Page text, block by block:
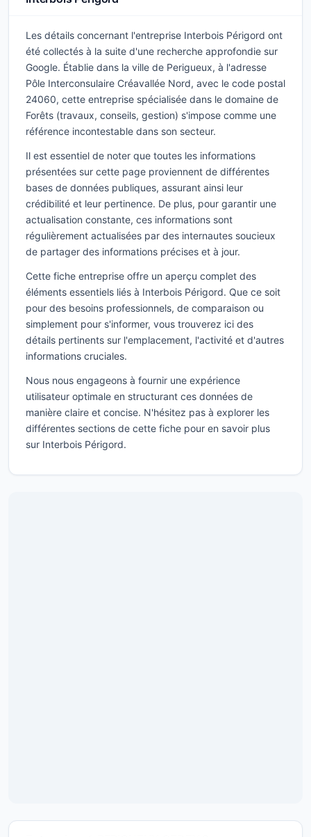
Les détails concernant l'entreprise Interbois Périgord ont
été collectés à la suite d'une recherche approfondie sur
Google. Établie dans la ville de Perigueux, à l'adresse
Pôle Interconsulaire Créavallée Nord, avec le code postal
24060, cette entreprise spécialisée dans le domaine de
Forêts (travaux, conseils, gestion) s'impose comme une
référence incontestable dans son secteur.
Il est essentiel de noter que toutes les informations
présentées sur cette page proviennent de différentes
bases de données publiques, assurant ainsi leur
crédibilité et leur pertinence. De plus, pour garantir une
actualisation constante, ces informations sont
régulièrement actualisées par des internautes soucieux
de partager des informations précises et à jour.
Cette fiche entreprise offre un aperçu complet des
éléments essentiels liés à Interbois Périgord. Que ce soit
pour des besoins professionnels, de comparaison ou
simplement pour s'informer, vous trouverez ici des
détails pertinents sur l'emplacement, l'activité et d'autres
informations cruciales.
Nous nous engageons à fournir une expérience
utilisateur optimale en structurant ces données de
manière claire et concise. N'hésitez pas à explorer les
différentes sections de cette fiche pour en savoir plus
sur Interbois Périgord.